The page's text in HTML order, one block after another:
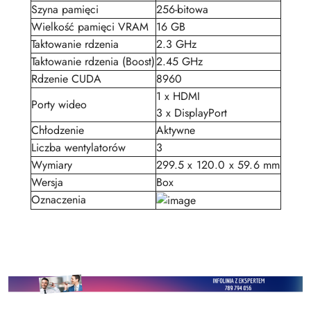
Szyna pamięci
256-bitowa
Wielkość pamięci VRAM 16 GB
Taktowanie rdzenia
2.3 GHz
Taktowanie rdzenia (Boost)2.45 GHz
Rdzenie CUDA
8960
Porty wideo
1 x HDMI
3 x DisplayPort
Chłodzenie
Aktywne
Liczba wentylatorów
3
Wymiary
299.5 x 120.0 x 59.6 mm
Wersja
Box
Oznaczenia